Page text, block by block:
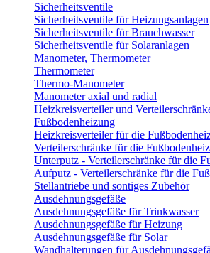
Sicherheitsventile
Sicherheitsventile für Heizungsanlagen
Sicherheitsventile für Brauchwasser
Sicherheitsventile für Solaranlagen
Manometer, Thermometer
Thermometer
Thermo-Manometer
Manometer axial und radial
Heizkreisverteiler und
Fußbodenheizung
Heizkreisverteiler für die
Verteilerschränke für die
Unterputz - Verteilerschränke für die
Aufputz - Verteilerschränke für die
Stellantriebe und sontiges Zubehör
Ausdehnungsgefäße
Ausdehnungsgefäße für Trinkwasser
Ausdehnungsgefäße für Heizung
Ausdehnungsgefäße für Solar
Wandhalterungen für